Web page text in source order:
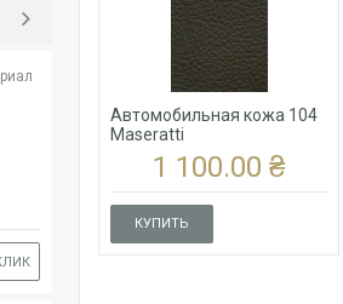
Автомобильная кожа 104
Maseratti
1 100.00 ₴
КУПИТЬ